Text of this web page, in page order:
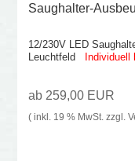
Saughalter-
12/230V LED
Leuchtfeld Individuell
ab 259,00 EUR
( inkl. 19 % MwSt. zzgl.